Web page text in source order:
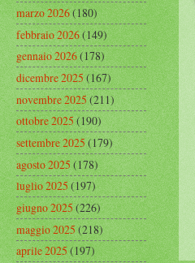
marzo 2026(180)
febbraio 2026(149)
gennaio 2026(178)
dicembre 2025(167)
novembre 2025(211)
ottobre 2025(190)
settembre 2025(179)
agosto 2025(178)
luglio 2025(197)
giugno 2025(226)
maggio 2025(218)
aprile 2025(197)